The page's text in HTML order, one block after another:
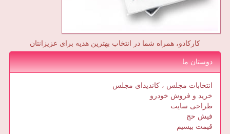
کارکادو، همراه شما در انتخاب بهترین هدیه برای عزیزانتان
دوستان ما
انتخابات مجلس ، کاندیدای مجلس
خرید و فروش خودرو
طراحی سایت
فیش حج
قیمت بیسیم